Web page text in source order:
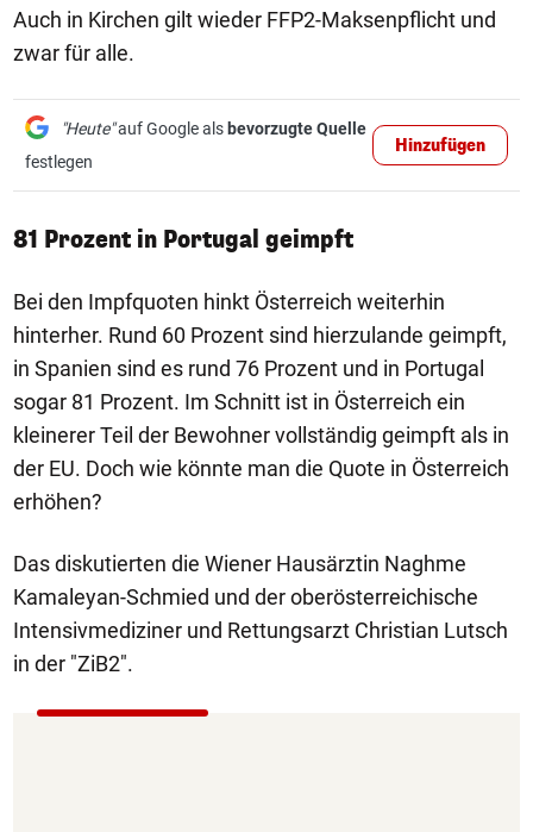
Auch in Kirchen gilt wieder FFP2-Maksenpflicht und
zwar für alle.
"Heute"auf Google als bevorzugte Quelle
festlegen
Hinzufügen
81 Prozent in Portugal geimpft
Bei den Impfquoten hinkt Österreich weiterhin
hinterher. Rund 60 Prozent sind hierzulande geimpft,
in Spanien sind es rund 76 Prozent und in Portugal
sogar 81 Prozent. Im Schnitt ist in Österreich ein
kleinerer Teil der Bewohner vollständig geimpft als in
der EU. Doch wie könnte man die Quote in Österreich
erhöhen?
Das diskutierten die Wiener Hausärztin Naghme
Kamaleyan-Schmied und der oberösterreichische
Intensivmediziner und Rettungsarzt Christian Lutsch
in der "ZiB2".